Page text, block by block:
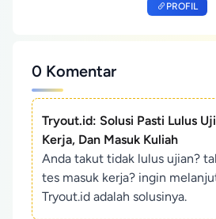
PROFIL
0 Komentar
Tryout.id: Solusi Pasti Lulus
Kerja, Dan Masuk Kuliah
Anda takut tidak lulus ujian?
tes masuk kerja? ingin
Tryout.id adalah solusinya.